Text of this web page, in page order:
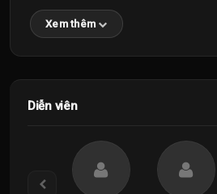
Xem thêm
Diễn viên